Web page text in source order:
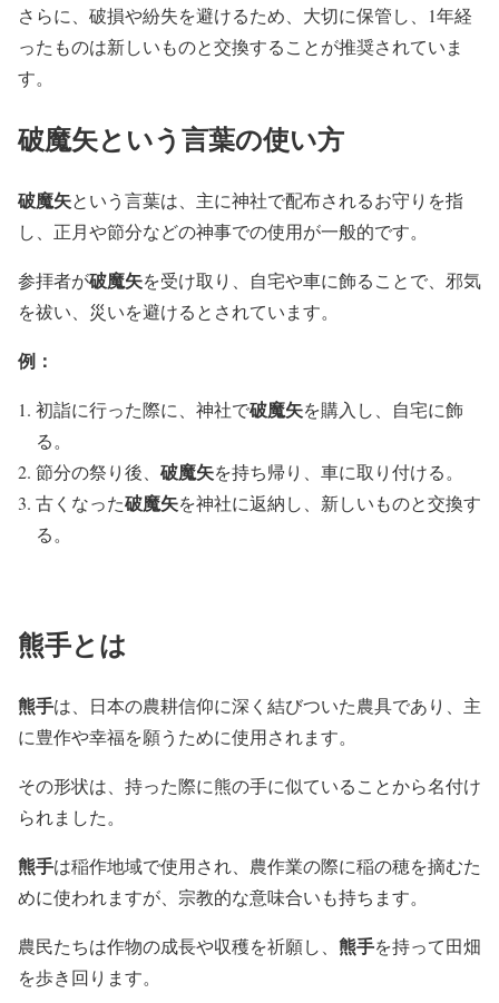
さらに、破損や紛失を避けるため、大切に保管し、1年経
ったものは新しいものと交換することが推奨されていま
す。
破魔矢という言葉の使い方
破魔矢という言葉は、主に神社で配布されるお守りを指
し、正月や節分などの神事での使用が一般的です。
参拝者が破魔矢を受け取り、自宅や車に飾ることで、邪気
を祓い、災いを避けるとされています。
例：
初詣に行った際に、神社で破魔矢を購入し、自宅に飾
る。
節分の祭り後、 破魔矢を持ち帰り、車に取り付ける。
古くなった破魔矢を神社に返納し、新しいものと交換す
る。
熊手とは
熊手は、日本の農耕信仰に深く結びついた農具であり、主
に豊作や幸福を願うために使用されます。
その形状は、持った際に熊の手に似ていることから名付け
られました。
熊手は稲作地域で使用され、農作業の際に稲の穂を摘むた
めに使われますが、宗教的な意味合いも持ちます。
農民たちは作物の成長や収穫を祈願し、 熊手を持って田畑
を歩き回ります。